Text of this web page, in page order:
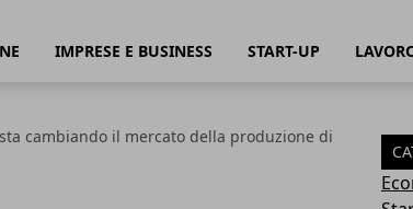
IMPRESE E BUSINESS START-UP
cambiando il mercato della produzione di